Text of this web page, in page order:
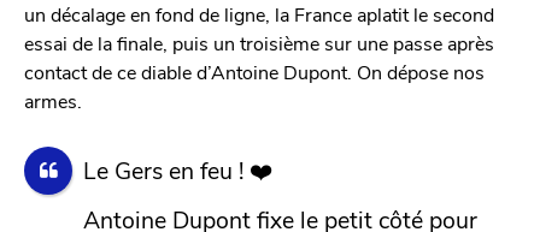
un décalage en fond de ligne, la France aplatit le second
essai de la finale, puis un troisième sur une passe après
contact de ce diable d’Antoine Dupont. On dépose nos
armes.
Le Gers en feu ! ❤️
Antoine Dupont fixe le petit côté pour